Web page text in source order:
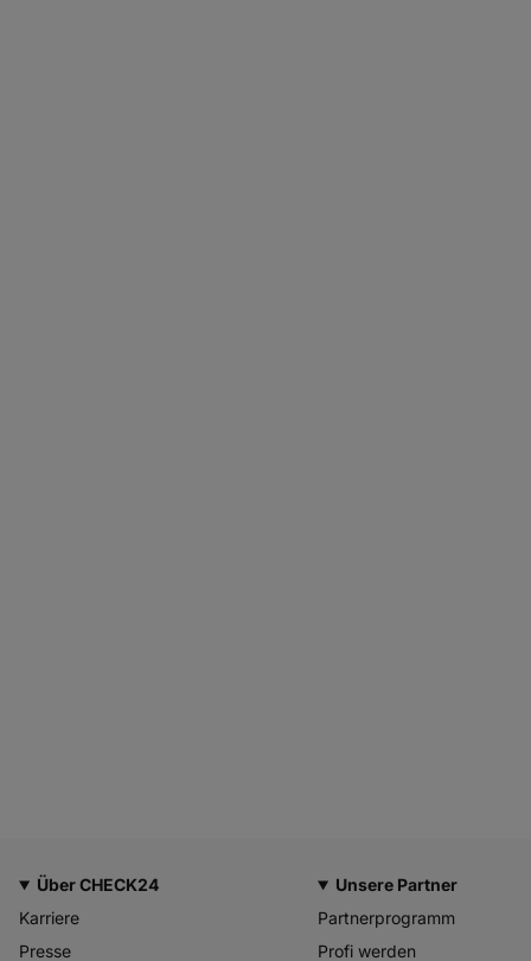
Über CHECK24
Karriere
Presse
Unsere Partner
Partnerprogramm
Profi werden